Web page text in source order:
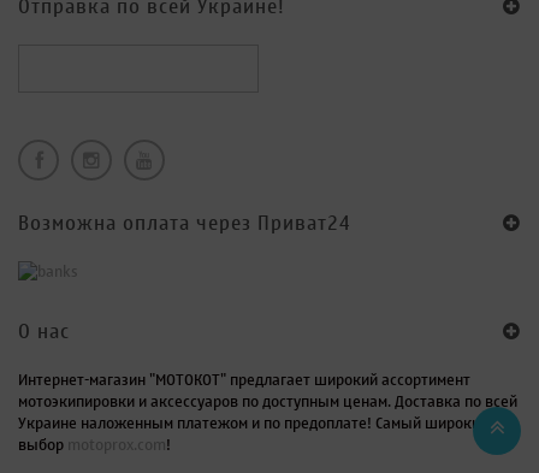
Отправка по всей Украине!
Возможна оплата через Приват24
O нас
Интернет-магазин "МОТОКОТ" предлагает широкий ассортимент
мотоэкипировки и аксессуаров по доступным ценам. Доставка по всей
Украине наложенным платежом и по предоплате! Самый широкий
выборmotoprox.com!